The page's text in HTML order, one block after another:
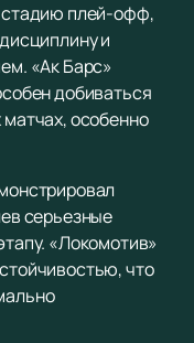
стадию плей-офф,
и
«Ак Барс»
добиваться
особенно
серьезные
«Локомотив»
что